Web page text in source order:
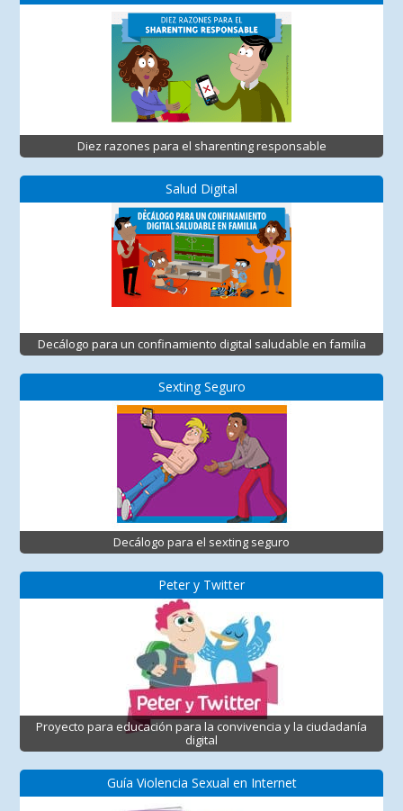
Diez razones para el sharenting responsable
Salud Digital
Decálogo para un confinamiento digital saludable en familia
Sexting Seguro
Decálogo para el sexting seguro
Peter y Twitter
Proyecto para educación para la convivencia y la ciudadanía
digital
Guía Violencia Sexual en Internet